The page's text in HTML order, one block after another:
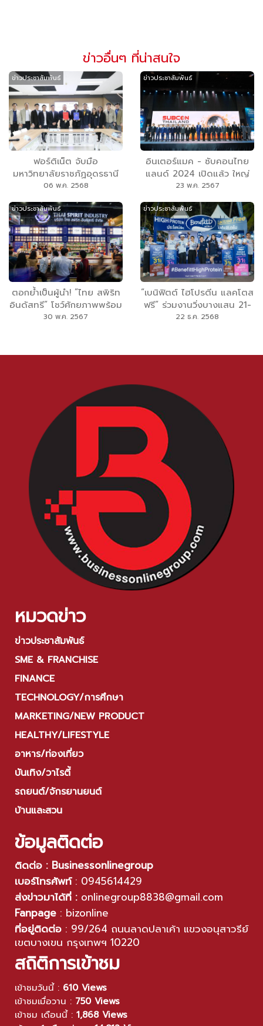
ข่าวอื่นๆ ที่น่าสนใจ
ข่าวประชาสัมพันธ์
ฟอร์ติเน็ต จับมือ
มหาวิทยาลัยราชภัฏอุดรธานี
ปั้นบัณฑิตศักยภาพ ตอบ
โจทย์ตลาดงานด้านไซเบอร์ซี
เคียวริตี้ ผ่านหลักสูตร
Network Security Expert
06 พ.ค. 2568
ข่าวประชาสัมพันธ์
อินเตอร์แมค - ซับคอนไทย
แลนด์ 2024 เปิดแล้ว ใหญ่
จริง จัดเต็ม เทคโนโลยี
นวัตกรรม สัมมนาเปิดทาง
รอดอุตสาหกรรมไทย เตรียม
ยกระดับอุตสาหกรรมไทยสู่ยุค
ปลอดคาร์บอน พร้อมจับมือ
7 ค่ายรถยนต์ ปักธงผลักดันผู้
ประกอบการไทย
23 พ.ค. 2567
ข่าวประชาสัมพันธ์
ตอกย้ำเป็นผู้นำ! ”ไทย สพิริท
อินดัสทรี” โชว์ศักยภาพพร้อม
ขับเคลื่อนอนาคตอุตสาหกรรม
30 พ.ค. 2567
ข่าวประชาสัมพันธ์
“เบนิฟิตต์ ไฮโปรตีน แลคโตส
ฟรี” ร่วมงานวิ่งบางแสน 21-
2025 ส่งพลังโปรตีนฟื้นฟู
22 ธ.ค. 2568
หมวดข่าว
ข่าวประชาสัมพันธ์
SME & FRANCHISE
FINANCE
TECHNOLOGY/การศึกษา
MARKETING/NEW PRODUCT
HEALTHY/LIFESTYLE
อาหาร/ท่องเที่ยว
บันเทิง/วาไรตี้
รถยนต์/จักรยานยนต์
บ้านและสวน
ข้อมูลติดต่อ
ติดต่อ : Businessonlinegroup
เบอร์โทรศัพท์: 0945614429
ส่งข่าวมาได้ที่ : onlinegroup8838@gmail.com
Fanpage : bizonline
ที่อยู่ติดต่อ : 99/264 ถนนลาดปลาเค้า แขวงอนุสาวรีย์
เขตบางเขน กรุงเทพฯ 10220
สถิติการเข้าชม
เข้าชมวันนี้ : 610 Views
เข้าชมเมื่อวาน : 750 Views
เข้าชม เดือนนี้ : 1,868 Views